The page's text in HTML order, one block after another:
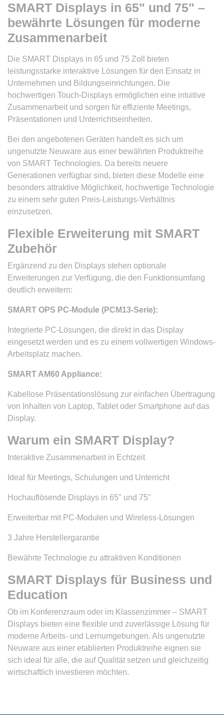
SMART Displays in 65" und 75" –
bewährte Lösungen für moderne
Zusammenarbeit
Die SMART Displays in 65 und 75 Zoll bieten
leistungsstarke interaktive Lösungen für den Einsatz in
Unternehmen und Bildungseinrichtungen. Die
hochwertigen Touch-Displays ermöglichen eine intuitive
Zusammenarbeit und sorgen für effiziente Meetings,
Präsentationen und Unterrichtseinheiten.
Bei den angebotenen Geräten handelt es sich um
ungenutzte Neuware aus einer bewährten Produktreihe
von SMART Technologies. Da bereits neuere
Generationen verfügbar sind, bieten diese Modelle eine
besonders attraktive Möglichkeit, hochwertige Technologie
zu einem sehr guten Preis-Leistungs-Verhältnis
einzusetzen.
Flexible Erweiterung mit SMART
Zubehör
Ergänzend zu den Displays stehen optionale
Erweiterungen zur Verfügung, die den Funktionsumfang
deutlich erweitern:
SMART OPS PC-Module (PCM13-Serie):
Integrierte PC-Lösungen, die direkt in das Display
eingesetzt werden und es zu einem vollwertigen Windows-
Arbeitsplatz machen.
SMART AM60 Appliance:
Kabellose Präsentationslösung zur einfachen Übertragung
von Inhalten von Laptop, Tablet oder Smartphone auf das
Display.
Warum ein SMART Display?
Interaktive Zusammenarbeit in Echtzeit
Ideal für Meetings, Schulungen und Unterricht
Hochauflösende Displays in 65" und 75"
Erweiterbar mit PC-Modulen und Wireless-Lösungen
3 Jahre Herstellergarantie
Bewährte Technologie zu attraktiven Konditionen
SMART Displays für Business und
Education
Ob im Konferenzraum oder im Klassenzimmer – SMART
Displays bieten eine flexible und zuverlässige Lösung für
moderne Arbeits- und Lernumgebungen. Als ungenutzte
Neuware aus einer etablierten Produktreihe eignen sie
sich ideal für alle, die auf Qualität setzen und gleichzeitig
wirtschaftlich investieren möchten.